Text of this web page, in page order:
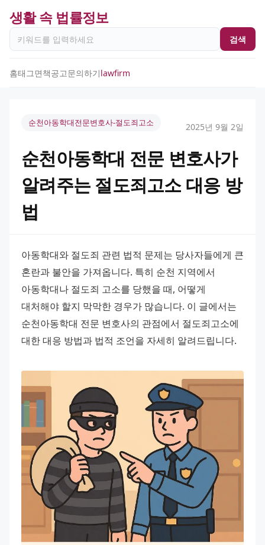
생활 속 법률정보
검색
홈태그면책공고문의하기lawfirm
순천아동학대전문변호사-절도죄고소 2025년 9월 2일
순천아동학대 전문 변호사가
알려주는 절도죄고소 대응 방
법
아동학대와 절도죄 관련 법적 문제는 당사자들에게 큰
혼란과 불안을 가져옵니다. 특히 순천 지역에서
아동학대나 절도죄 고소를 당했을 때, 어떻게
대처해야 할지 막막한 경우가 많습니다. 이 글에서는
순천아동학대 전문 변호사의 관점에서 절도죄고소에
대한 대응 방법과 법적 조언을 자세히 알려드립니다.